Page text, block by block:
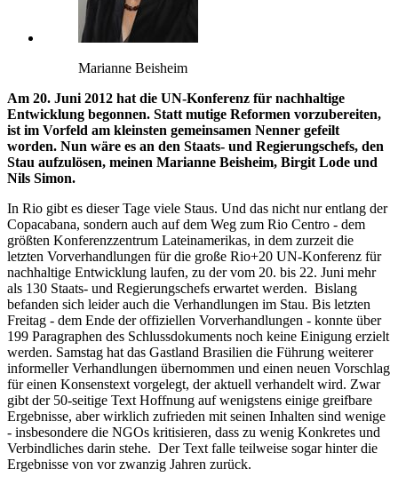
Marianne Beisheim
Am 20. Juni 2012 hat die UN-Konferenz für nachhaltige
Entwicklung begonnen. Statt mutige Reformen vorzubereiten,
ist im Vorfeld am kleinsten gemeinsamen Nenner gefeilt
worden. Nun wäre es an den Staats- und Regierungschefs, den
Stau aufzulösen, meinen Marianne Beisheim, Birgit Lode und
Nils Simon.
In Rio gibt es dieser Tage viele Staus. Und das nicht nur entlang der
Copacabana, sondern auch auf dem Weg zum Rio Centro - dem
größten Konferenzzentrum Lateinamerikas, in dem zurzeit die
letzten Vorverhandlungen für die große Rio+20 UN-Konferenz für
nachhaltige Entwicklung laufen, zu der vom 20. bis 22. Juni mehr
als 130 Staats- und Regierungschefs erwartet werden. Bislang
befanden sich leider auch die Verhandlungen im Stau. Bis letzten
Freitag - dem Ende der offiziellen Vorverhandlungen - konnte über
199 Paragraphen des Schlussdokuments noch keine Einigung erzielt
werden. Samstag hat das Gastland Brasilien die Führung weiterer
informeller Verhandlungen übernommen und einen neuen Vorschlag
für einen Konsenstext vorgelegt, der aktuell verhandelt wird. Zwar
gibt der 50-seitige Text Hoffnung auf wenigstens einige greifbare
Ergebnisse, aber wirklich zufrieden mit seinen Inhalten sind wenige
- insbesondere die NGOs kritisieren, dass zu wenig Konkretes und
Verbindliches darin stehe. Der Text falle teilweise sogar hinter die
Ergebnisse von vor zwanzig Jahren zurück.